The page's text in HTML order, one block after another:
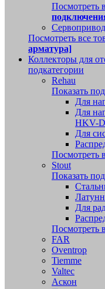
Посмотреть
Посмотреть все
арматура]
Коллекторы для
подкатегории
Rehau
Показать
Для
Для
HKV-D
Для
Посмотреть
Stout
Показать
Для
Посмотреть
FAR
Oventrop
Tiemme
Valtec
Аскон